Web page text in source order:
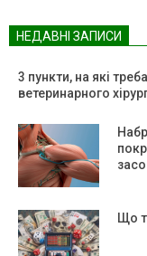
НЕДАВНІ ЗАПИСИ
3 пункти, на які
ветеринарного
Що